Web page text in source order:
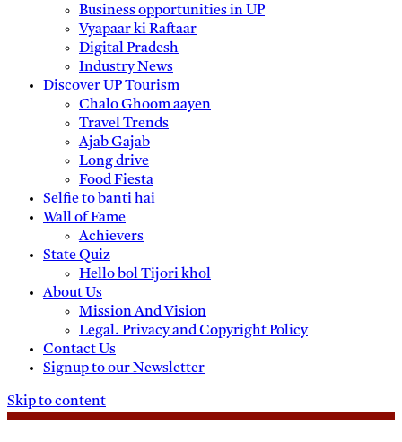
Business opportunities in UP
Vyapaar ki Raftaar
Digital Pradesh
Industry News
Discover UP Tourism
Chalo Ghoom aayen
Travel Trends
Ajab Gajab
Long drive
Food Fiesta
Selfie to banti hai
Wall of Fame
Achievers
State Quiz
Hello bol Tijori khol
About Us
Mission And Vision
Legal. Privacy and Copyright Policy
Contact Us
Signup to our Newsletter
Skip to content